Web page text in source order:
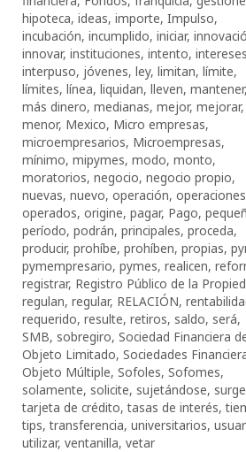
hipoteca, ideas, importe, Impulso,
incubación, incumplido, iniciar,
innovar, instituciones, intento, intereses
interpuso, jóvenes, ley, limitan, límite,
límites, línea, liquidan, lleven, mantener,
más dinero, medianas, mejor, mejorar,
menor, Mexico, Micro empresas,
microempresarios, Microempresas,
mínimo, mipymes, modo, monto,
moratorios, negocio, negocio propio,
nuevas, nuevo, operación, operaciones
operados, origine, pagar, Pago,
período, podrán, principales, proceda,
producir, prohíbe, prohíben, propias,
pymempresario, pymes, realicen,
registrar, Registro Público de la
regulan, regular, RELACIÓN,
requerido, resulte, retiros, saldo, será,
SMB, sobregiro, Sociedad Financiera
Objeto Limitado, Sociedades
Objeto Múltiple, Sofoles, Sofomes,
solamente, solicite, sujetándose,
tarjeta de crédito,tasas de interés,
tips,transferencia, universitarios,
utilizar, ventanilla, vetar